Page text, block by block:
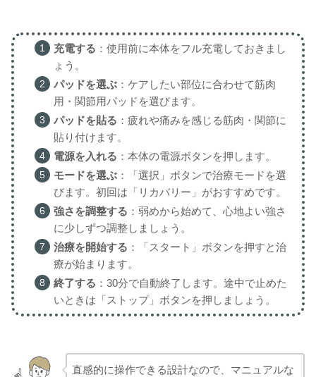
充電する ：使用前に本体をフル充電しておきまし
ょう。
パッドを選ぶ ：ケアしたい部位に合わせて筋肉
用・関節用パッドを選びます。
パッドを貼る ：疲れや痛みを感じる筋肉・関節に
貼り付けます。
電源を入れる ：本体の電源ボタンを押します。
モードを選ぶ ：「選択」ボタンで治療モードを選
びます。初回は「リカバリー」がおすすめです。
強さを調整する ：弱めから始めて、心地よい強さ
に少しずつ調整しましょう。
治療を開始する ：「スタート」ボタンを押すと治
療が始まります。
終了する ：30分で自動終了します。途中で止めた
いときは「ストップ」ボタンを押しましょう。
直感的に操作できる設計なので、マニュアルな